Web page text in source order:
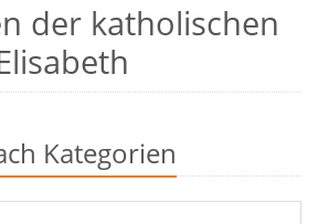
der katholischen
Kategorien